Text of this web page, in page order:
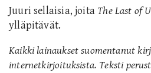
Juuri sellaisia, joita The Last of
ylläpitävät.
Kaikki lainaukset suomentanut
internetkirjoituksista. Teksti